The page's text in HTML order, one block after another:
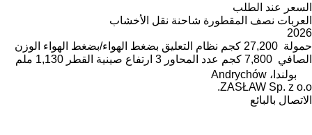
السعر عند الطلب
العربات نصف المقطورة شاحنة نقل الأخشاب
2026
حمولة 27,200 كجم نظام التعليق بضغط الهواء/بضغط الهواء الوزن
الصافي 7,800 كجم عدد المحاور 3 ارتفاع صينية القطر 1,130 ملم
بولندا، Andrychów
ZASŁAW Sp. z o.o.
الاتصال بالبائع